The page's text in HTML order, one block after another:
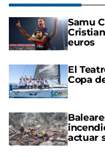
Samu
euros
El
Copa
actuar